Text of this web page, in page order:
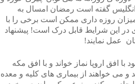
گفته است رمضان امسال به
میزان روزه داری ممکن است برخی را با
در این شرایط قابل درک است! پیشنهاد
عمل نمایند!
اروپا نماز خواند و با افق مکه
می خواهند از بیماری های کلیه و معده